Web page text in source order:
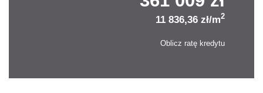
11 836,36 zł/m2
Oblicz ratę kredytu